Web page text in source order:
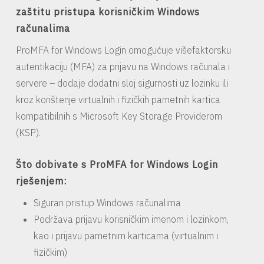
zaštitu pristupa korisničkim Windows
računalima
ProMFA for Windows Login omogućuje višefaktorsku
autentikaciju (MFA) za prijavu na Windows računala i
servere – dodaje dodatni sloj sigurnosti uz lozinku ili
kroz korištenje virtualnih i fizičkih pametnih kartica
kompatibilnih s Microsoft Key Storage Providerom
(KSP).
Što dobivate s ProMFA for Windows Login
rješenjem:
Siguran pristup Windows računalima
Podržava prijavu korisničkim imenom i lozinkom,
kao i prijavu pametnim karticama (virtualnim i
fizičkim)